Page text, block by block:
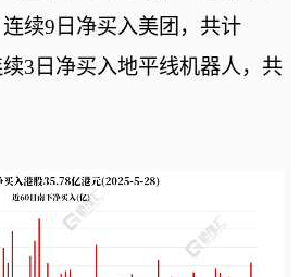
续9日净买入美团，共计
3日净买入地平线机器人，共